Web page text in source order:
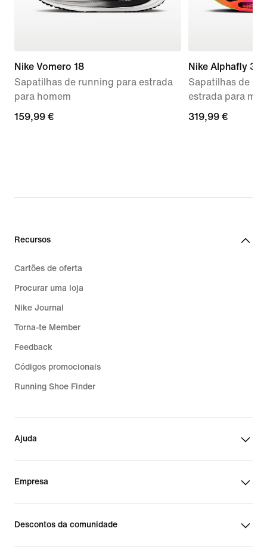
Nike Vomero 18
Sapatilhas de running para estrada
para homem
159,99
159,99 €
Nike Alphafly 3
Sapatilhas de
estrada para
319,99
319,99 €
Recursos
Cartões de oferta
Procurar uma loja
Nike Journal
Torna-te Member
Feedback
Códigos promocionais
Running Shoe Finder
Ajuda
Empresa
Descontos da comunidade